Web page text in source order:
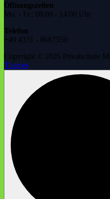
Öffnungszeiten
Mo. - Fr.: 08:00 - 14:00 Uhr
Telefon
+49 4331 - 8687550
Copyright © 2026 Privatschule
Themes